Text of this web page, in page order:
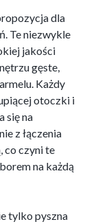
dla
Te niezwykle
jakości
gęste,
Każdy
otoczki i
się na
z łączenia
co czyni te
na każdą
tylko pyszna